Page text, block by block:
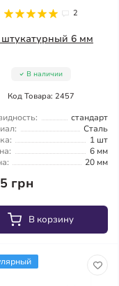
2
6 мм
В наличии
Код Товара: 2457
стандарт
Сталь
1 шт
6 мм
20 мм
грн
В корзину